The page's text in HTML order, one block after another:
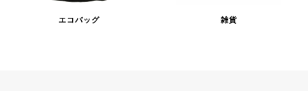
エコバッグ 雑貨